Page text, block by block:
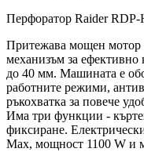
Перфоратор Raider
Притежава мощен мотор
механизъм за ефективно
до 40 мм. Машината е
работните режими,
ръкохватка за повече
Има три функции -
фиксиране.
Max, мощност 1100 W и